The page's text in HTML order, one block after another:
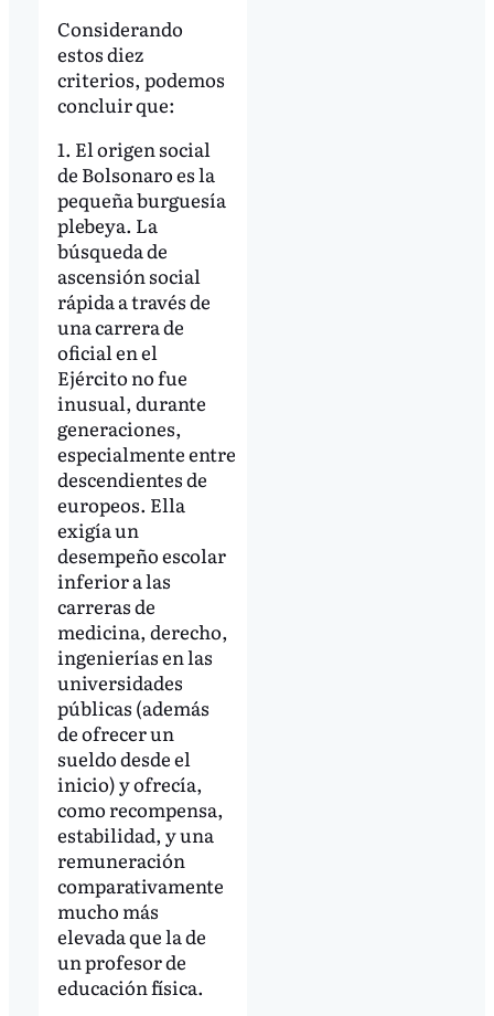
Considerando
estos diez
criterios, podemos
concluir que:
1. El origen social
de Bolsonaro es la
pequeña burguesía
plebeya. La
búsqueda de
ascensión social
rápida a través de
una carrera de
oficial en el
Ejército no fue
inusual, durante
generaciones,
especialmente entre
descendientes de
europeos. Ella
exigía un
desempeño escolar
inferior a las
carreras de
medicina, derecho,
ingenierías en las
universidades
públicas (además
de ofrecer un
sueldo desde el
inicio) y ofrecía,
como recompensa,
estabilidad, y una
remuneración
comparativamente
mucho más
elevada que la de
un profesor de
educación física.